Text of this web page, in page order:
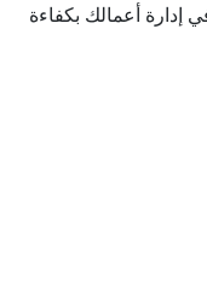
أعمالك بكفاءة